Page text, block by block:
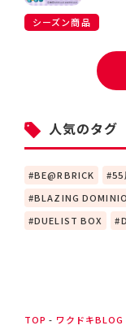
シーズン商品
人気のタグ
BE@RBRICK 55
BLAZING
DUELIST BOX
TOP ワクドキBLOG